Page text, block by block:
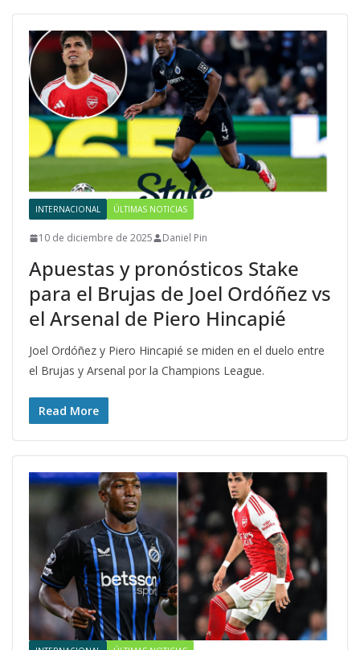
INTERNACIONAL ÚLTIMAS NOTICIAS
10 de diciembre de 2025 Daniel Pin
Apuestas y pronósticos Stake
para el Brujas de Joel Ordóñez vs
el Arsenal de Piero Hincapié
Joel Ordóñez y Piero Hincapié se miden en el duelo entre
el Brujas y Arsenal por la Champions League.
Read More